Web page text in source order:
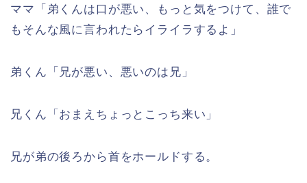
ママ「弟くんは口が悪い、もっと気をつけて、誰で
もそんな風に言われたらイライラするよ」
弟くん「兄が悪い、悪いのは兄」
兄くん「おまえちょっとこっち来い」
兄が弟の後ろから首をホールドする。